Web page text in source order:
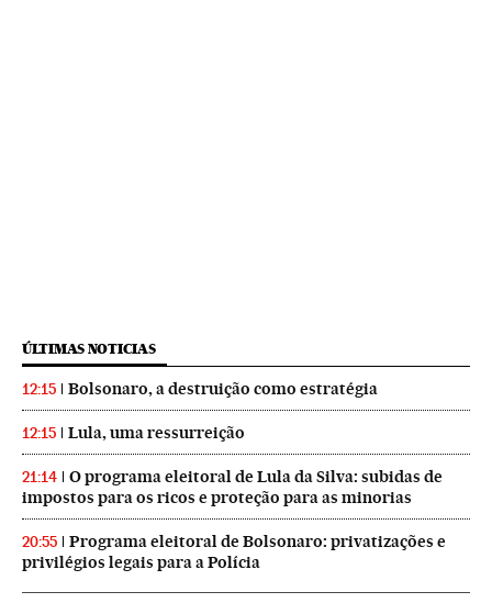
ÚLTIMAS NOTICIAS
12:15 Bolsonaro, a destruição como estratégia
12:15 Lula, uma ressurreição
21:14
O programa eleitoral de Lula da Silva: subidas de
impostos para os ricos e proteção para as minorias
20:55
Programa eleitoral de Bolsonaro: privatizações e
privilégios legais para a Polícia